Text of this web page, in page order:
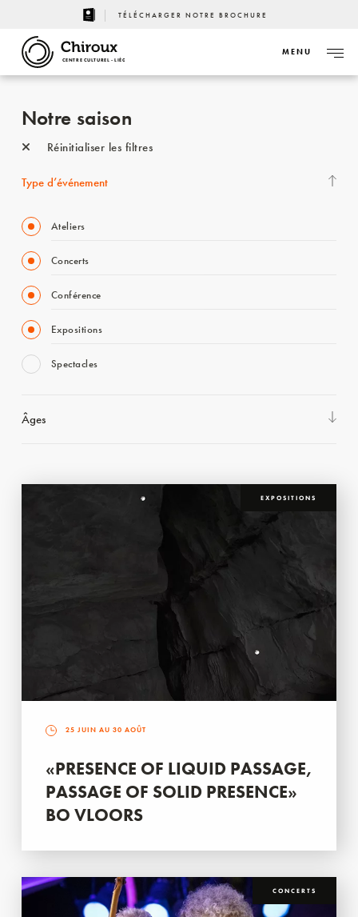
TÉLÉCHARGER NOTRE BROCHURE
CENTRE CULTUREL - LIÈGE
MENU
Notre saison
Réinitialiser les filtres
Type d’événement
Ateliers
Concerts
Conférence
Expositions
Spectacles
Âges
EXPOSITIONS
25 JUIN AU 30 AOÛT
«PRESENCE OF LIQUID PASSAGE,
PASSAGE OF SOLID PRESENCE»
BO VLOORS
CONCERTS